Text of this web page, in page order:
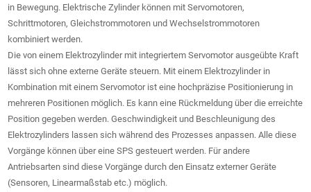
in Bewegung. Elektrische Zylinder können mit Servomotoren,
Schrittmotoren, Gleichstrommotoren und Wechselstrommotoren
kombiniert werden.
Die von einem Elektrozylinder mit integriertem Servomotor ausgeübte Kraft
lässt sich ohne externe Geräte steuern. Mit einem Elektrozylinder in
Kombination mit einem Servomotor ist eine hochpräzise Positionierung in
mehreren Positionen möglich. Es kann eine Rückmeldung über die erreichte
Position gegeben werden. Geschwindigkeit und Beschleunigung des
Elektrozylinders lassen sich während des Prozesses anpassen. Alle diese
Vorgänge können über eine SPS gesteuert werden. Für andere
Antriebsarten sind diese Vorgänge durch den Einsatz externer Geräte
(Sensoren, Linearmaßstab etc.) möglich.